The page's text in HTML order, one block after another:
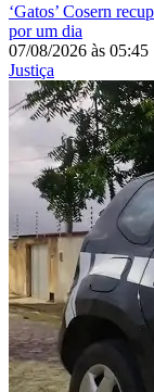
‘Gatos’ Cosern
por um dia
07/08/2026 às 05:45
Justiça